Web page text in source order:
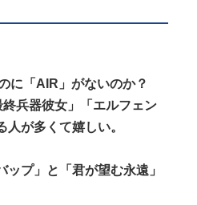
に「AIR」がないのか？
終兵器彼女」「エルフェン
人が多くて嬉しい。
プ」と「君が望む永遠」